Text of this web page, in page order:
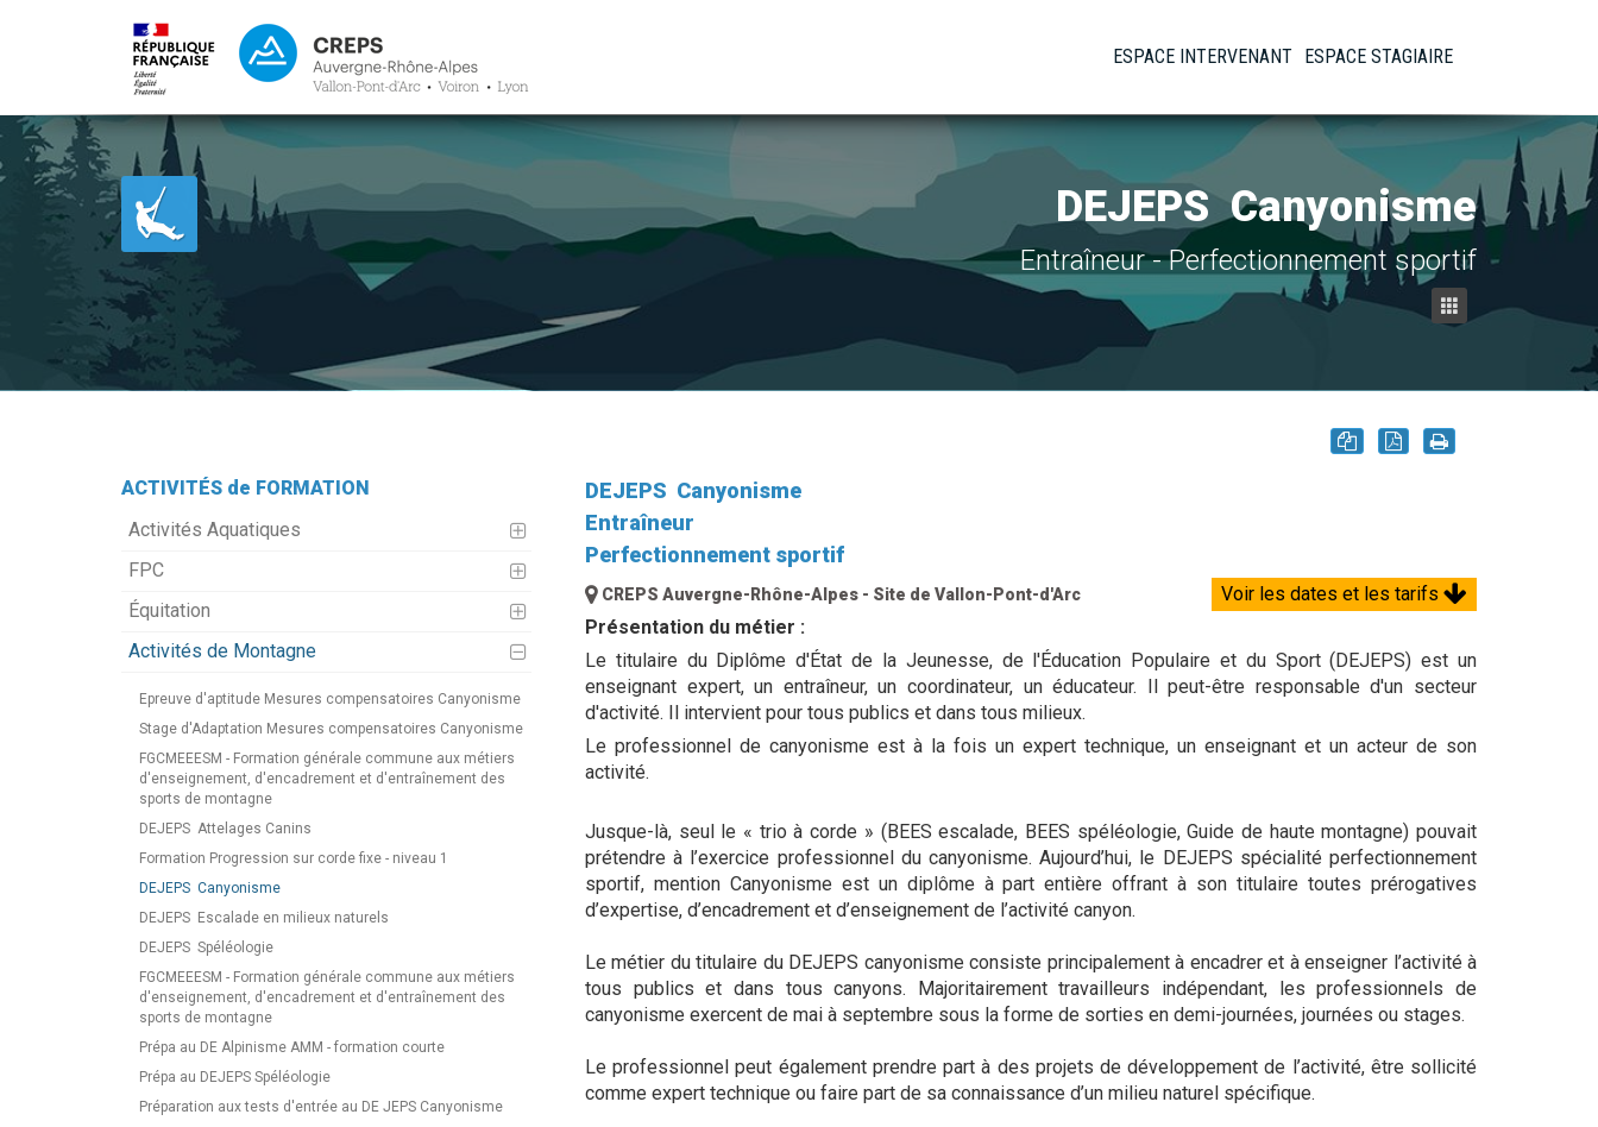
ESPACE INTERVENANT ESPACE STAGIAIRE
DEJEPSCanyonisme
Entraîneur - Perfectionnement sportif
ACTIVITÉS de FORMATION
Activités Aquatiques
FPC
Équitation
Activités de Montagne
Epreuve d'aptitude Mesures compensatoires Canyonisme
Stage d'Adaptation Mesures compensatoires Canyonisme
FGCMEEESM - Formation générale commune aux métiers
d'enseignement, d'encadrement et d'entraînement des
sports de montagne
DEJEPS Attelages Canins
Formation Progression sur corde fixe - niveau 1
DEJEPS Canyonisme
DEJEPS Escalade en milieux naturels
DEJEPS Spéléologie
FGCMEEESM - Formation générale commune aux métiers
d'enseignement, d'encadrement et d'entraînement des
sports de montagne
Prépa au DE Alpinisme AMM - formation courte
Prépa au DEJEPS Spéléologie
Préparation aux tests d'entrée au DE JEPS Canyonisme
DEJEPS Canyonisme
Entraîneur
Perfectionnement sportif
Voir les dates et les tarifs
CREPS Auvergne-Rhône-Alpes - Site de Vallon-Pont-d'Arc
Présentation du métier :
Le titulaire du Diplôme d'État de la Jeunesse, de l'Éducation Populaire et du Sport (DEJEPS) est un
enseignant expert, un entraîneur, un coordinateur, un éducateur. Il peut-être responsable d'un secteur
d'activité. Il intervient pour tous publics et dans tous milieux.
Le professionnel de canyonisme est à la fois un expert technique, un enseignant et un acteur de son
activité.
Jusque-là, seul le « trio à corde » (BEES escalade, BEES spéléologie, Guide de haute montagne) pouvait
prétendre à l’exercice professionnel du canyonisme. Aujourd’hui, le DEJEPS spécialité perfectionnement
sportif, mention Canyonisme est un diplôme à part entière offrant à son titulaire toutes prérogatives
d’expertise, d’encadrement et d’enseignement de l’activité canyon.
Le métier du titulaire du DEJEPS canyonisme consiste principalement à encadrer et à enseigner l’activité à
tous publics et dans tous canyons. Majoritairement travailleurs indépendant, les professionnels de
canyonisme exercent de mai à septembre sous la forme de sorties en demi-journées, journées ou stages.
Le professionnel peut également prendre part à des projets de développement de l’activité, être sollicité
comme expert technique ou faire part de sa connaissance d’un milieu naturel spécifique.